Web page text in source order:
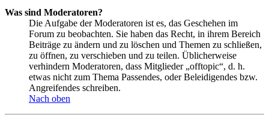
Was sind Moderatoren?
Die Aufgabe der Moderatoren ist es, das Geschehen im
Forum zu beobachten. Sie haben das Recht, in ihrem Bereich
Beiträge zu ändern und zu löschen und Themen zu schließen,
zu öffnen, zu verschieben und zu teilen. Üblicherweise
verhindern Moderatoren, dass Mitglieder „offtopic“, d. h.
etwas nicht zum Thema Passendes, oder Beleidigendes bzw.
Angreifendes schreiben.
Nach oben